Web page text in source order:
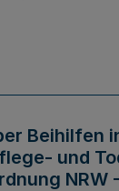
Beihilfen
und
NRW